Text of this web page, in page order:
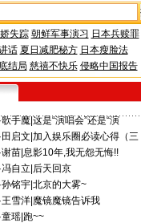
失踪 朝鲜军事演习 日本兵赎罪
话 夏日减肥秘方 日本瘦脸法
结局 慈禧不快乐 侵略中国报告
·歌手魔| 这是“演唱会”还是“演
· 田启文 加入娱乐圈必读心得（三
·谢苗| 息影10年,我无怨无悔!!
·冯自立 后天回京
·孙铭宇| 北京的大雾~
·王雪洋| 魔镜魔镜告诉我
·童瑶| 跑~~